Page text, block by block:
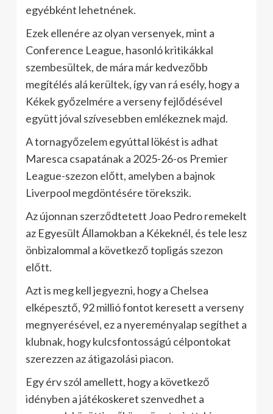
egyébként lehetnének.
Ezek ellenére az olyan versenyek, mint a
Conference League, hasonló kritikákkal
szembesültek, de mára már kedvezőbb
megítélés alá kerültek, így van rá esély, hogy a
Kékek győzelmére a verseny fejlődésével
együtt jóval szívesebben emlékeznek majd.
A tornagyőzelem egyúttal lökést is adhat
Maresca csapatának a 2025-26-os Premier
League-szezon előtt, amelyben a bajnok
Liverpool megdöntésére törekszik.
Az újonnan szerződtetett Joao Pedro remekelt
az Egyesült Államokban a Kékeknél, és tele lesz
önbizalommal a következő topligás szezon
előtt.
Azt is meg kell jegyezni, hogy a Chelsea
elképesztő, 92 millió fontot keresett a verseny
megnyerésével, ez a nyereményalap segíthet a
klubnak, hogy kulcsfontosságú célpontokat
szerezzen az átigazolási piacon.
Egy érv szól amellett, hogy a következő
idényben a játékoskeret szenvedhet a